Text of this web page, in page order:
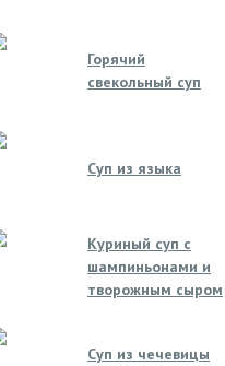
Горячий
свекольный суп
Суп из языка
Куриный суп с
шампиньонами и
творожным сыром
Суп из чечевицы